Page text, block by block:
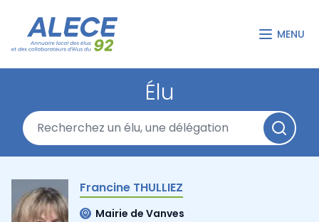
MENU
Élu
Francine THULLIEZ
Mairie de Vanves